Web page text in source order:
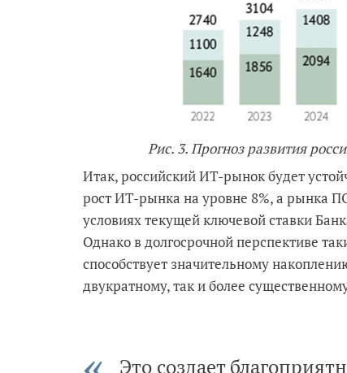
Рис. 3. Прогноз развития
Итак, российский ИТ-рынок будет
рост ИТ-рынка на уровне 8%, а рынка
условиях текущей ключевой ставки
Однако в долгосрочной перспективе
способствует значительному
двукратному, так и более
Это создает